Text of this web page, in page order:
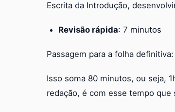
Escrita da Introdução,
Revisão rápida: 7 minutos
Passagem para a folha
Isso soma 80 minutos, ou seja,
redação, é com esse tempo que